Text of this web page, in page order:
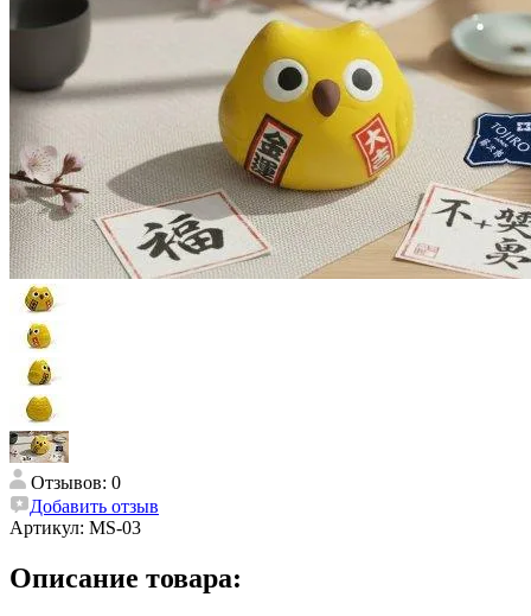
Отзывов: 0
Добавить отзыв
Артикул: MS-03
Описание товара: